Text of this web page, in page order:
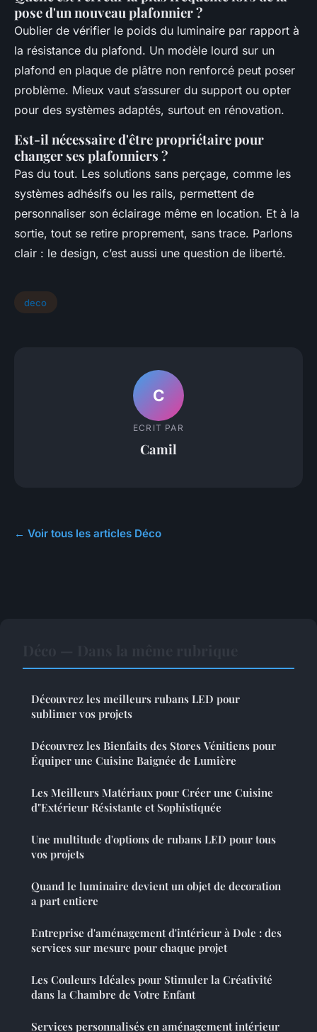
pose d'un nouveau plafonnier ?
Oublier de vérifier le poids du luminaire par rapport à
la résistance du plafond. Un modèle lourd sur un
plafond en plaque de plâtre non renforcé peut poser
problème. Mieux vaut s’assurer du support ou opter
pour des systèmes adaptés, surtout en rénovation.
Est-il nécessaire d'être propriétaire pour
changer ses plafonniers ?
Pas du tout. Les solutions sans perçage, comme les
systèmes adhésifs ou les rails, permettent de
personnaliser son éclairage même en location. Et à la
sortie, tout se retire proprement, sans trace. Parlons
clair : le design, c’est aussi une question de liberté.
deco
C
ECRIT PAR
Camil
← Voir tous les articles Déco
Découvrez les meilleurs rubans LED pour
sublimer vos projets
Découvrez les Bienfaits des Stores Vénitiens pour
Équiper une Cuisine Baignée de Lumière
Les Meilleurs Matériaux pour Créer une Cuisine
d"Extérieur Résistante et Sophistiquée
Une multitude d'options de rubans LED pour tous
vos projets
Quand le luminaire devient un objet de decoration
a part entiere
Entreprise d'aménagement d'intérieur à Dole : des
services sur mesure pour chaque projet
Les Couleurs Idéales pour Stimuler la Créativité
dans la Chambre de Votre Enfant
Services personnalisés en aménagement intérieur